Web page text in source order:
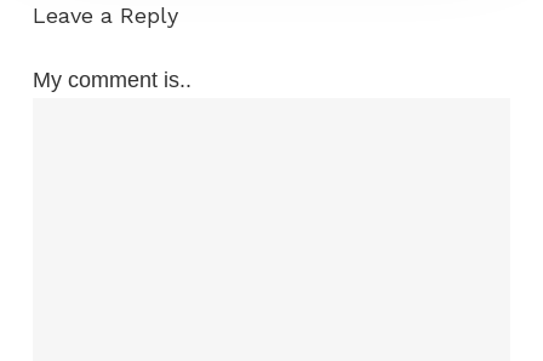
Leave a Reply
My comment is..